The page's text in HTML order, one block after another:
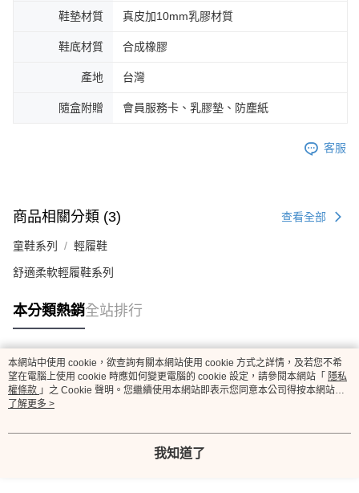
鞋墊材質 真皮加10mm乳膠材質
鞋底材質 合成橡膠
產地 台灣
隨盒附贈 會員服務卡、乳膠墊、防塵紙
客服
商品相關分類 (3) 查看全部
童鞋系列 輕履鞋
舒適柔軟輕履鞋系列
本分類熱銷全站排行
熱門標籤
本網站中使用 cookie，欲查詢有關本網站使用 cookie 方式之詳情，及若您不希
望在電腦上使用 cookie 時應如何變更電腦的 cookie 設定，請參閱本網站「 隱私
權條款 」之 Cookie 聲明。您繼續使用本網站即表示您同意本公司得按本網站使
用條款之 Cookie 聲明使用 cookie。
了解更多 >
我知道了